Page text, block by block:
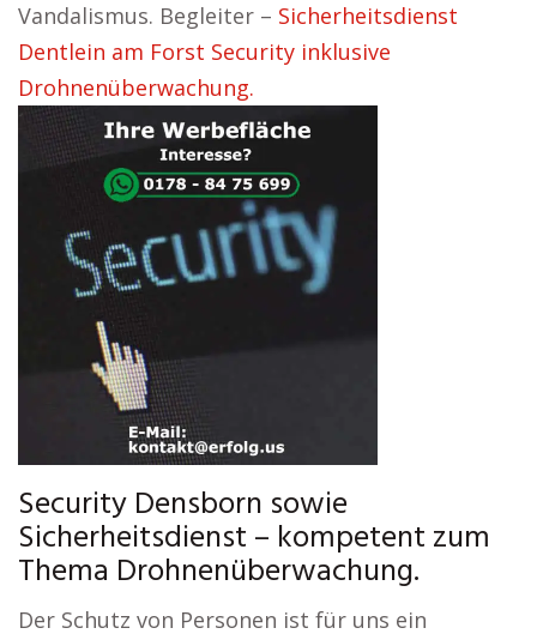
Vandalismus. Begleiter – Sicherheitsdienst
Dentlein am Forst Security inklusive
Drohnenüberwachung.
Security Densborn sowie
Sicherheitsdienst – kompetent zum
Thema Drohnenüberwachung.
Der Schutz von Personen ist für uns ein